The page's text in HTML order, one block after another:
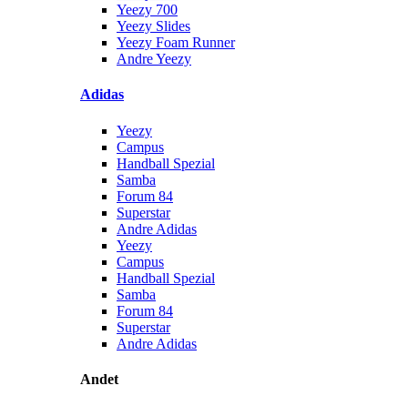
Yeezy 700
Yeezy Slides
Yeezy Foam Runner
Andre Yeezy
Adidas
Yeezy
Campus
Handball Spezial
Samba
Forum 84
Superstar
Andre Adidas
Yeezy
Campus
Handball Spezial
Samba
Forum 84
Superstar
Andre Adidas
Andet